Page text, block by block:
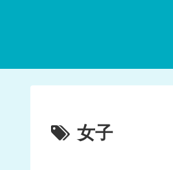
女子